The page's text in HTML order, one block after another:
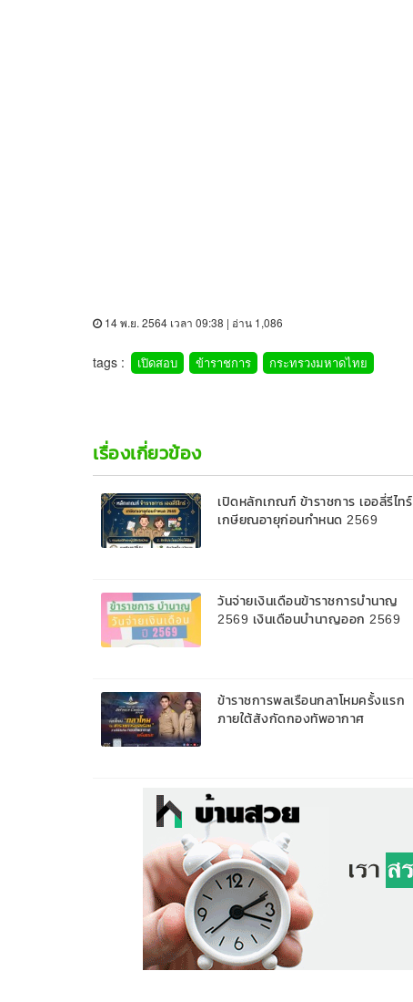
14 พ.ย. 2564 เวลา 09:38 | อ่าน 1,086
tags : เปิดสอบ ข้าราชการ กระทรวงมหาดไทย
เรื่องเกี่ยวข้อง
เปิดหลักเกณฑ์ ข้าราชการ เออลี่รีไทร์
เกษียณอายุก่อนกำหนด 2569
วันจ่ายเงินเดือนข้าราชการบํานาญ
2569 เงินเดือนบำนาญออก 2569
ข้าราชการพลเรือนกลาโหมครั้งแรก
ภายใต้สังกัดกองทัพอากาศ